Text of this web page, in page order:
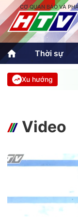
CƠ QUAN BÁO VÀ
Thời sự
Thời sự
An Sinh
Xu hướng
Video